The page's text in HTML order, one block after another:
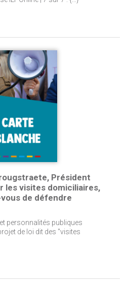
Président
les visites domiciliaires,
de défendre
personnalités publiques
de loi dit des "visites